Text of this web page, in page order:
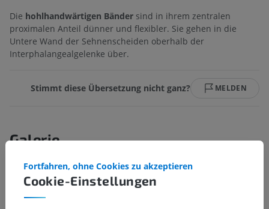
Die hohlhandwärtigen Bänder sind in ihrem zentralen
proximalen Anteil dünner und flexibler. Sie gehen in die
Untere Wand der Sehnenscheiden oberhalb der
Interphalangealgelenke über.
Stimmt diese Übersetzung nicht ganz? MELDEN
Galerie
Cookie-Einstellungen
Fortfahren, ohne Cookies zu akzeptieren